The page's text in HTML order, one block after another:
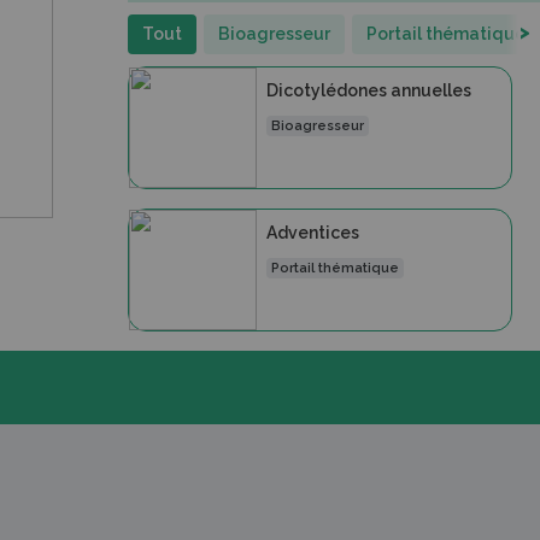
Tout Bioagresseur Portail thématique>
Dicotylédones annuelles
Bioagresseur
Adventices
Portail thématique